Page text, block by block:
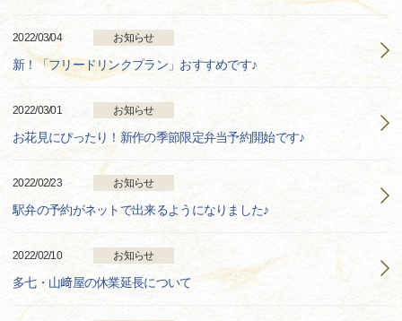
2022/03/04 お知らせ
新！「フリードリンクプラン」おすすめです♪
2022/03/01 お知らせ
お花見にぴったり！新作の季節限定弁当予約開始です♪
2022/02/23 お知らせ
駅弁の予約がネットで出来るようになりました♪
2022/02/10 お知らせ
多七・山﨑屋の休業延長について